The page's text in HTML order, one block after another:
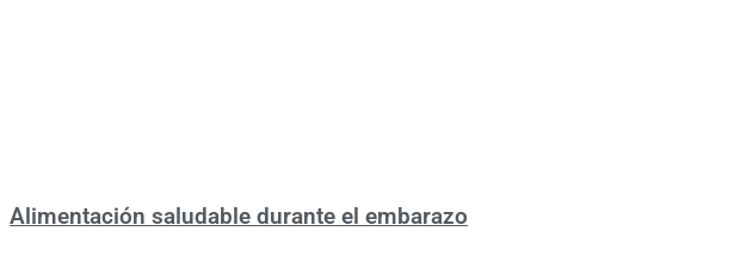
Alimentación saludable durante el embarazo